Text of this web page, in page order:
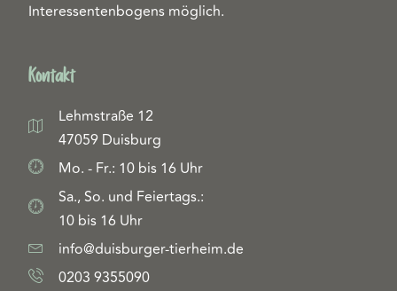
Interessentenbogens möglich.
Kontakt
Lehmstraße 12
47059 Duisburg
Mo. - Fr.: 10 bis 16 Uhr
Sa., So. und Feiertags.:
10 bis 16 Uhr
info@duisburger-tierheim.de
0203 9355090